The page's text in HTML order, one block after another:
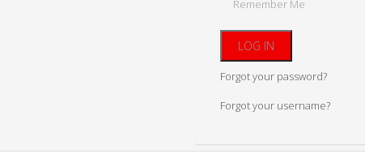
Remember Me
Forgot your password?
Forgot your username?